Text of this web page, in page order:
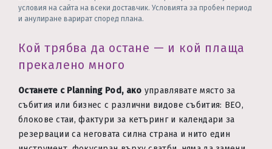
условия на сайта на всеки доставчик. Условията за пробен период
и анулиране варират според плана.
Кой трябва да остане — и кой плаща
прекалено много
Останете с Planning Pod, ако управлявате място за
събития или бизнес с различни видове събития: BEO,
блокове стаи, фактури за кетъринг и календари за
резервации са неговата силна страна и нито един